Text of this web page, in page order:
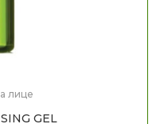
лице
GEL